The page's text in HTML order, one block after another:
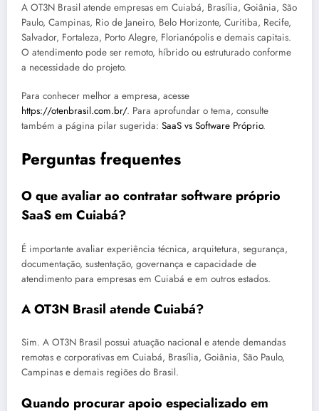
A OT3N Brasil atende empresas em Cuiabá, Brasília, Goiânia, São
Paulo, Campinas, Rio de Janeiro, Belo Horizonte, Curitiba, Recife,
Salvador, Fortaleza, Porto Alegre, Florianópolis e demais capitais.
O atendimento pode ser remoto, híbrido ou estruturado conforme
a necessidade do projeto.
Para conhecer melhor a empresa, acesse
https://otenbrasil.com.br/. Para aprofundar o tema, consulte
também a página pilar sugerida: SaaS vs Software Próprio.
Perguntas frequentes
O que avaliar ao contratar software próprio
SaaS em Cuiabá?
É importante avaliar experiência técnica, arquitetura, segurança,
documentação, sustentação, governança e capacidade de
atendimento para empresas em Cuiabá e em outros estados.
A OT3N Brasil atende Cuiabá?
Sim. A OT3N Brasil possui atuação nacional e atende demandas
remotas e corporativas em Cuiabá, Brasília, Goiânia, São Paulo,
Campinas e demais regiões do Brasil.
Quando procurar apoio especializado em